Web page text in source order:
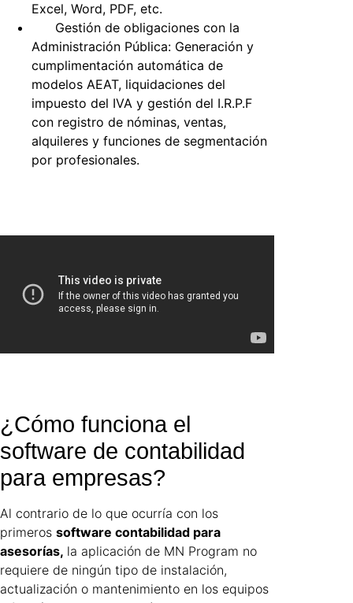
Excel, Word, PDF, etc.
Gestión de obligaciones con la
Administración Pública: Generación y
cumplimentación automática de
modelos AEAT, liquidaciones del
impuesto del IVA y gestión del I.R.P.F
con registro de nóminas, ventas,
alquileres y funciones de segmentación
por profesionales.
¿Cómo funciona el
software de contabilidad
para empresas?
Al contrario de lo que ocurría con los
primeros software contabilidad para
asesorías, la aplicación de MN Program no
requiere de ningún tipo de instalación,
actualización o mantenimiento en los equipos